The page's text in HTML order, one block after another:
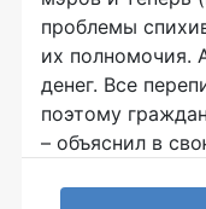
проблемы
их полномочия.
денег. Все
поэтому
– объяснил в